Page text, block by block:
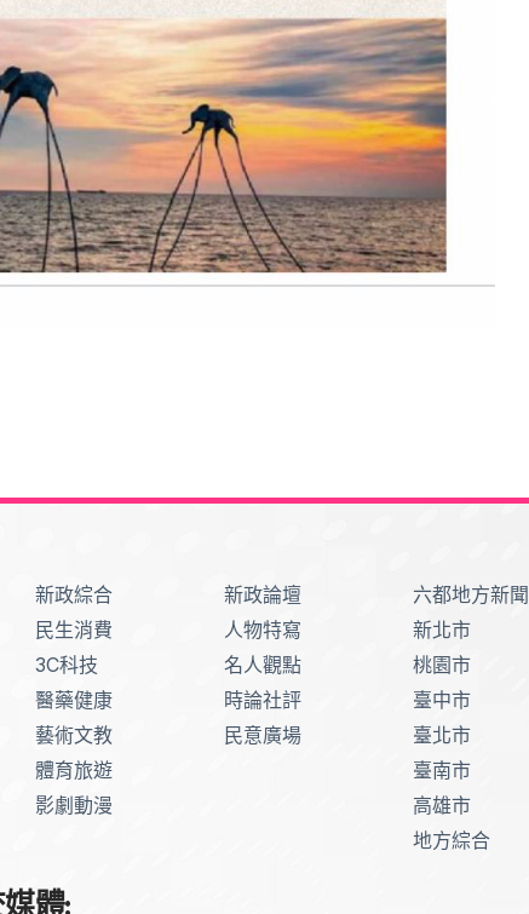
新政綜合
民生消費
3C科技
醫藥健康
藝術文教
體育旅遊
影劇動漫
新政論壇
人物特寫
名人觀點
時論社評
民意廣場
六都地方新聞
新北市
桃園市
臺中市
臺北市
臺南市
高雄市
地方綜合
體: